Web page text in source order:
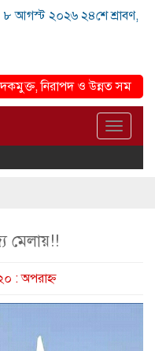
৮ আগস্ট ২০২৬ ২৪শে শ্রাবণ,
নিরাপদ ও উন্নত সমাজ গড়ার
Toggle
মেলায়!!
: অপরাহ্ণ